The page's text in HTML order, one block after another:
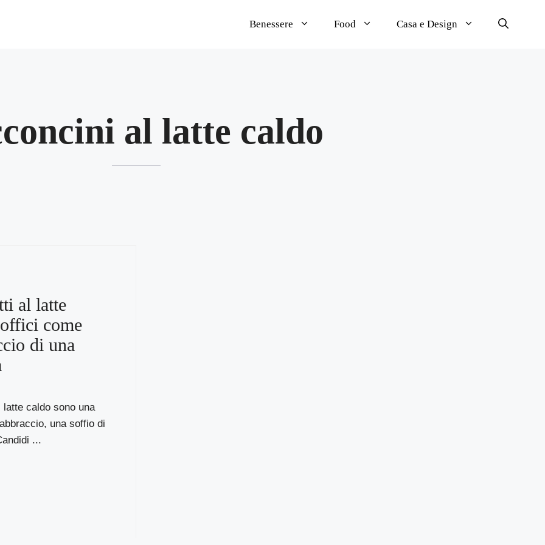
Benessere Food Casa e Design
al latte caldo
al latte
come
di una
caldo sono una
una soffio di
...